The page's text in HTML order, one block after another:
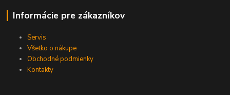
Informácie pre zákazníkov
Servis
Všetko o nákupe
Obchodné podmienky
Kontakty